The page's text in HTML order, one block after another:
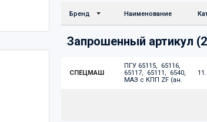
Бренд Наименование
Запрошенный артикул
СПЕЦМАШ
ПГУ 65115,  65116,
65117,  65111,  6540,
МАЗ с КПП ZF (ан.